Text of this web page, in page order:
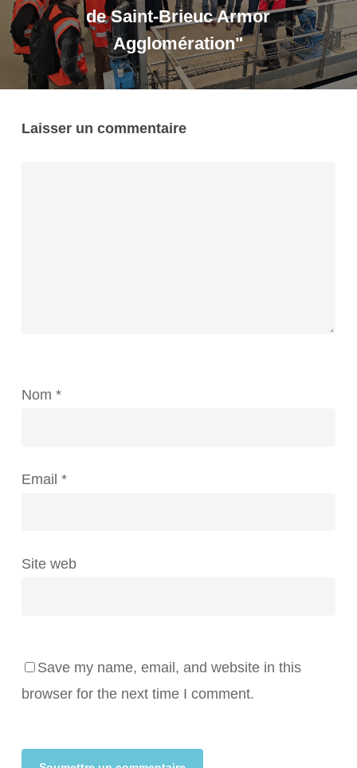
de Saint-Brieuc Armor
Agglomération"
Laisser un commentaire
Nom *
Email *
Site web
Save my name, email, and website in this
browser for the next time I comment.